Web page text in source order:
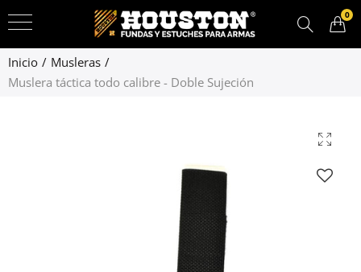
0
Inicio
Musleras
Muslera táctica todo calibre - Doble Sujeción